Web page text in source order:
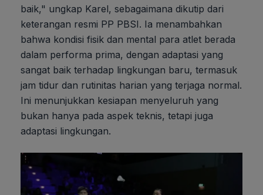
baik," ungkap Karel, sebagaimana dikutip dari
keterangan resmi PP PBSI. Ia menambahkan
bahwa kondisi fisik dan mental para atlet berada
dalam performa prima, dengan adaptasi yang
sangat baik terhadap lingkungan baru, termasuk
jam tidur dan rutinitas harian yang terjaga normal.
Ini menunjukkan kesiapan menyeluruh yang
bukan hanya pada aspek teknis, tetapi juga
adaptasi lingkungan.